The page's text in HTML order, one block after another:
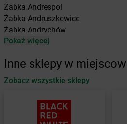
Żabka Andrespol
Żabka Andruszkowice
Żabka Andrychów
Żabka Antonie
Żabka Automat
Żabka Babica
Babimost
Baborów
Pokaż więcej
Inne sklepy w
Zobacz wszystkie sklepy